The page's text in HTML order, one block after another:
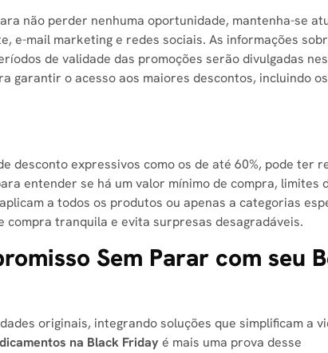
não perder nenhuma oportunidade, mantenha-se
e-mail marketing e redes sociais. As informações
de validade das promoções serão divulgadas
garantir o acesso aos maiores descontos, incluindo
desconto expressivos como os de até 60%, pode ter
entender se há um valor mínimo de compra, limites
a todos os produtos ou apenas a categorias
compra tranquila e evita surpresas desagradáveis.
Sem Parar com seu
originais, integrando soluções que simplificam a
na Black Friday é mais uma prova desse